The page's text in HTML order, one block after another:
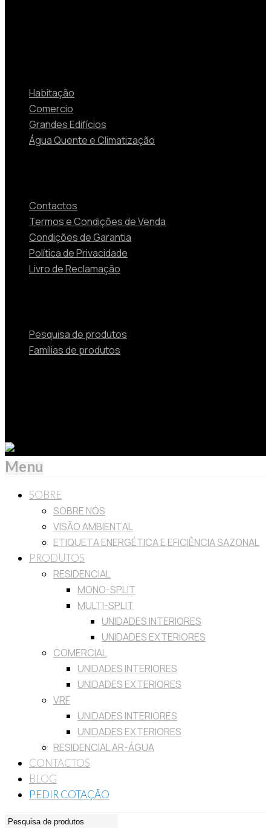
Habitação
Comercio
Grandes Edifícios
Água Quente e Climatização
Contactos
Termos e Condições de Venda
Condições de Garantia
Política de Privacidade
Livro de Reclamação
Pesquisa de produtos
Famílias de produtos
Menu
SOBRE
SOBRE NÓS
VISÃO AMBIENTAL
ETIQUETA ENERGÉTICA E EFICIÊNCIA SAZONAL
PRODUTOS
RESIDENCIAL
MONO-SPLIT
MULTI-SPLIT
UNIDADES INTERIORES
UNIDADES EXTERIORES
COMERCIAL
UNIDADES INTERIORES
UNIDADES EXTERIORES
VRF
UNIDADES INTERIORES
UNIDADES EXTERIORES
RESIDENCIAL AR-ÁGUA
CONTACTOS
BLOG
PEDIR COTAÇÃO